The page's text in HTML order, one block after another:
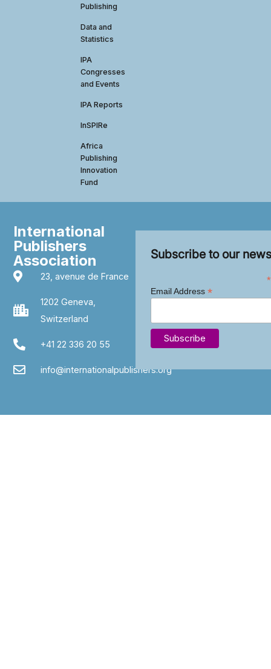
Publishing
Data and
Statistics
IPA
Congresses
and Events
IPA Reports
InSPIRe
Africa
Publishing
Innovation
Fund
International
Publishers
Association
23, avenue de France
1202 Geneva,
Switzerland
+41 22 336 20 55
info@internationalpublishers.org
Subscribe to our
*
Email Address *